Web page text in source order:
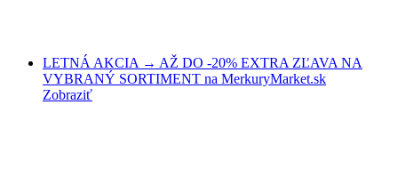
LETNÁ AKCIA → AŽ DO -20% EXTRA ZĽAVA NA
VYBRANÝ SORTIMENT na MerkuryMarket.sk
Zobraziť